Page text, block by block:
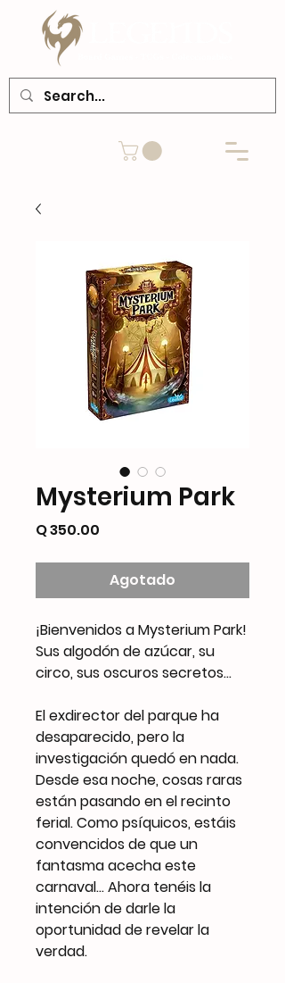
Mysterium Park
Q 350.00
Agotado
¡Bienvenidos a Mysterium Park!
Sus algodón de azúcar, su
circo, sus oscuros secretos...
El exdirector del parque ha
desaparecido, pero la
investigación quedó en nada.
Desde esa noche, cosas raras
están pasando en el recinto
ferial. Como psíquicos, estáis
convencidos de que un
fantasma acecha este
carnaval... Ahora tenéis la
intención de darle la
oportunidad de revelar la
verdad.